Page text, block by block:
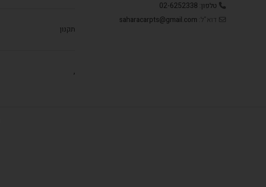
טלפון: 02-6252338
דוא"ל: saharacarpts@gmail.com
תקנון
,